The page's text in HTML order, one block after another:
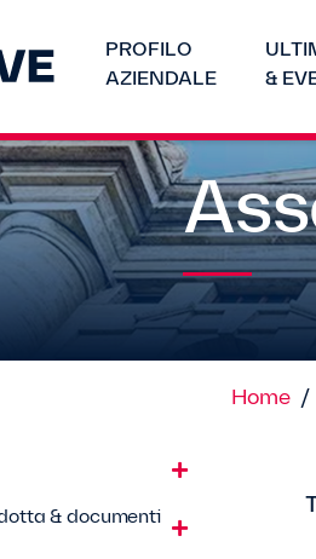
PROFILO
AZIENDALE
&
Home /
& documenti